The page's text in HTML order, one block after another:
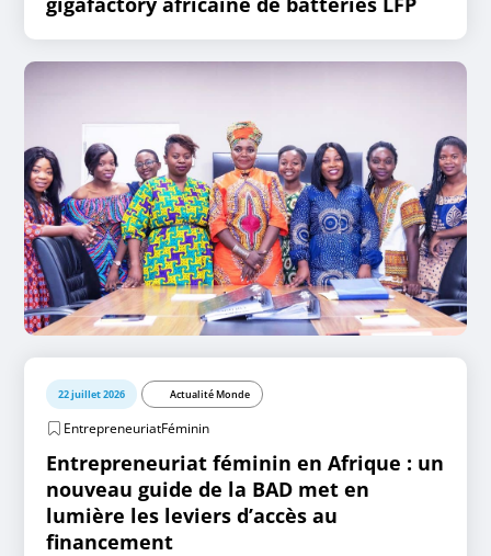
22 juillet 2026 Actualité Monde
EntrepreneuriatFéminin
Entrepreneuriat féminin en Afrique : un
nouveau guide de la BAD met en
lumière les leviers d’accès au
financement